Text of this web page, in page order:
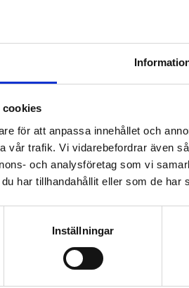
cookies
för att anpassa innehållet och
vår trafik. Vi vidarebefordrar även
och analysföretag som vi
har tillhandahållit eller som de har
Inställningar
tapet´
Lägg till i favoriter